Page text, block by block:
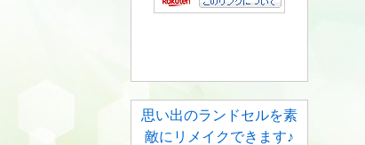
思い出のランドセルを素
敵にリメイクできます♪